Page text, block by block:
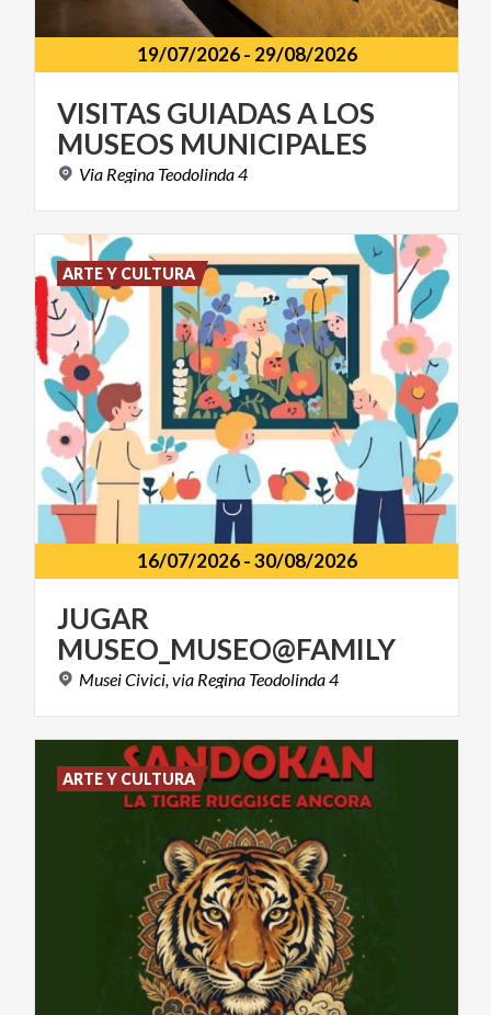
19/07/2026- 29/08/2026
VISITAS GUIADASA LOS
MUSEOS MUNICIPALES
Via Regina Teodolinda4
16/07/2026-30/08/2026
JUGAR
MUSEO_MUSEO@FAMILY
MuseiCivici,via Regina Teodolinda4
ARTE Y CULTURA
ARTE Y CULTURA